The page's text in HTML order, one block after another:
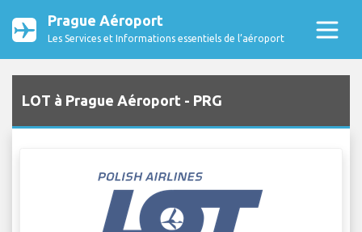
Prague Aéroport
Les Services et Informations essentiels de l’aéroport
LOT à Prague Aéroport - PRG